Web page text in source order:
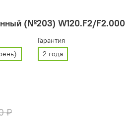
(№203) W120.F2/F2.000
Гарантия
2 года
₽